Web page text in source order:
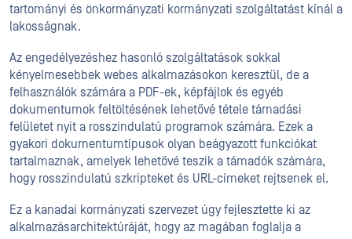
tartományi és önkormányzati kormányzati szolgáltatást kínál a
lakosságnak.
Az engedélyezéshez hasonló szolgáltatások sokkal
kényelmesebbek webes alkalmazásokon keresztül, de a
felhasználók számára a PDF-ek, képfájlok és egyéb
dokumentumok feltöltésének lehetővé tétele támadási
felületet nyit a rosszindulatú programok számára. Ezek a
gyakori dokumentumtípusok olyan beágyazott funkciókat
tartalmaznak, amelyek lehetővé teszik a támadók számára,
hogy rosszindulatú szkripteket és URL-címeket rejtsenek el.
Ez a kanadai kormányzati szervezet úgy fejlesztette ki az
alkalmazásarchitektúráját, hogy az magában foglalja a